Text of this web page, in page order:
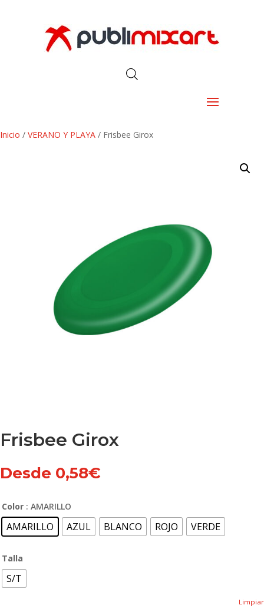
Inicio / VERANO Y PLAYA / Frisbee Girox
Frisbee Girox
Desde 0,58€
Color : AMARILLO
AMARILLO AZUL BLANCO ROJO VERDE
Talla
S/T
Limpiar